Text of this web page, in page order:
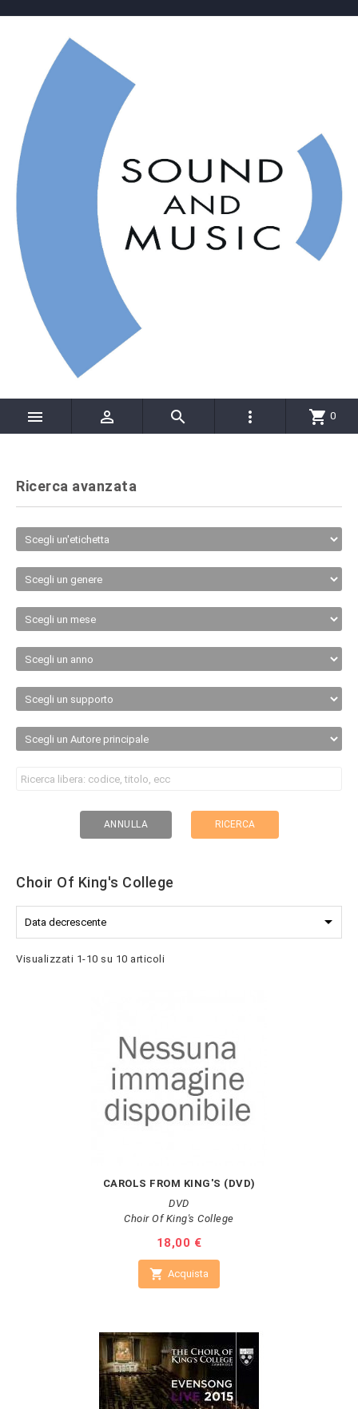
    shopping_cart 0
Ricerca avanzata
ANNULLA RICERCA
Choir Of King's College
Data decrescente 
Visualizzati 1-10 su 10 articoli
CAROLS FROM KING'S (DVD)
DVD
Choir Of King's College
Prezzo
18,00 €
 Acquista